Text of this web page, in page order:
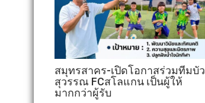
สมุทรสาคร-เปิดโอกาสร่วมทีมบัว
สุวรรณ FCสโลแกน เป็นผู้ให้
มากกว่าผู้รับ